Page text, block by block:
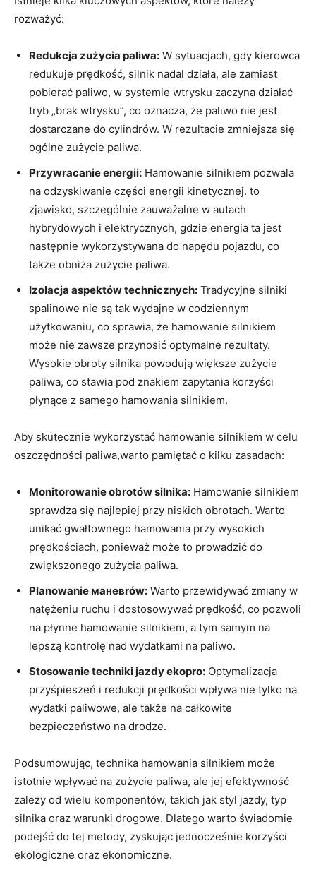
rozważyć:
Redukcja zużycia paliwa: W sytuacjach, gdy kierowca
redukuje prędkość, silnik nadal działa, ale zamiast
pobierać paliwo, w systemie wtrysku zaczyna działać
tryb „brak wtrysku”, co oznacza, że paliwo nie jest
dostarczane do cylindrów. W rezultacie zmniejsza się
ogólne zużycie paliwa.
Przywracanie energii: Hamowanie silnikiem pozwala
na odzyskiwanie części energii kinetycznej. to
zjawisko, szczególnie zauważalne w autach
hybrydowych i elektrycznych, gdzie energia ta jest
następnie wykorzystywana do napędu pojazdu, co
także obniża zużycie paliwa.
Izolacja aspektów technicznych: Tradycyjne silniki
spalinowe nie są tak wydajne w codziennym
użytkowaniu, co sprawia, że hamowanie silnikiem
może nie zawsze przynosić optymalne rezultaty.
Wysokie obroty silnika powodują większe zużycie
paliwa, co stawia pod znakiem zapytania korzyści
płynące z samego hamowania silnikiem.
Aby skutecznie wykorzystać hamowanie silnikiem w celu
oszczędności paliwa,warto pamiętać o kilku zasadach:
Monitorowanie obrotów silnika: Hamowanie silnikiem
sprawdza się najlepiej przy niskich obrotach. Warto
unikać gwałtownego hamowania przy wysokich
prędkościach, ponieważ może to prowadzić do
zwiększonego zużycia paliwa.
Planowanie маневrów: Warto przewidywać zmiany w
natężeniu ruchu i dostosowywać prędkość, co pozwoli
na płynne hamowanie silnikiem, a tym samym na
lepszą kontrolę nad wydatkami na paliwo.
Stosowanie techniki jazdy ekopro: Optymalizacja
przyśpieszeń i redukcji prędkości wpływa nie tylko na
wydatki paliwowe, ale także na całkowite
bezpieczeństwo na drodze.
Podsumowując, technika hamowania silnikiem może
istotnie wpływać na zużycie paliwa, ale jej efektywność
zależy od wielu komponentów, takich jak styl jazdy, typ
silnika oraz warunki drogowe. Dlatego warto świadomie
podejść do tej metody, zyskując jednocześnie korzyści
ekologiczne oraz ekonomiczne.